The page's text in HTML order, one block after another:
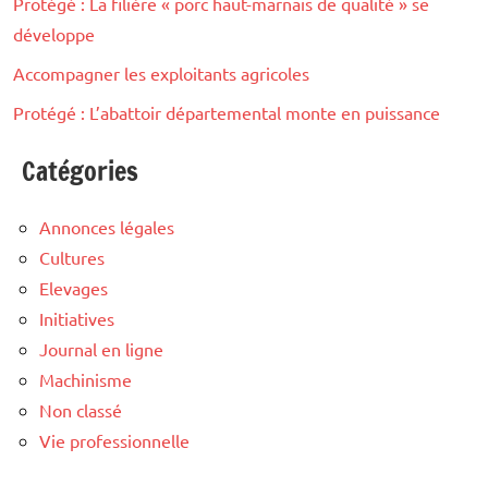
développe
Accompagner les exploitants agricoles
Protégé : L’abattoir départemental monte en puissance
Catégories
Annonces légales
Cultures
Elevages
Initiatives
Journal en ligne
Machinisme
Non classé
Vie professionnelle